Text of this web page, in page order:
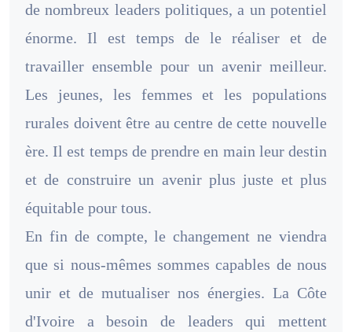
de nombreux leaders politiques, a un potentiel
énorme. Il est temps de le réaliser et de
travailler ensemble pour un avenir meilleur.
Les jeunes, les femmes et les populations
rurales doivent être au centre de cette nouvelle
ère. Il est temps de prendre en main leur destin
et de construire un avenir plus juste et plus
équitable pour tous.
En fin de compte, le changement ne viendra
que si nous-mêmes sommes capables de nous
unir et de mutualiser nos énergies. La Côte
d'Ivoire a besoin de leaders qui mettent